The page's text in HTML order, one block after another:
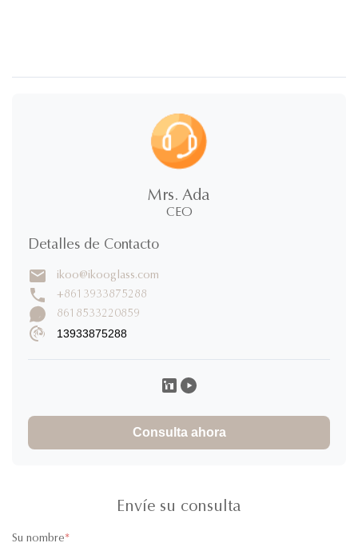
Mrs. Ada
CEO
Detalles de Contacto
ikoo@ikooglass.com
+8613933875288
8618533220859
13933875288
Consulta ahora
Envíe su consulta
Su nombre*